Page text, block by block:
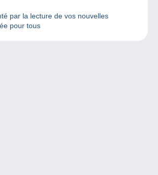
par la lecture de vos nouvelles
pour tous